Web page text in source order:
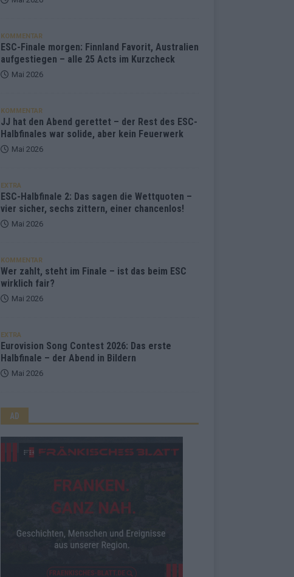
KOMMENTAR
ESC-Finale morgen: Finnland Favorit, Australien
aufgestiegen – alle 25 Acts im Kurzcheck
Mai 2026
KOMMENTAR
JJ hat den Abend gerettet – der Rest des ESC-
Halbfinales war solide, aber kein Feuerwerk
Mai 2026
EXTRA
ESC-Halbfinale 2: Das sagen die Wettquoten –
vier sicher, sechs zittern, einer chancenlos!
Mai 2026
KOMMENTAR
Wer zahlt, steht im Finale – ist das beim ESC
wirklich fair?
Mai 2026
EXTRA
Eurovision Song Contest 2026: Das erste
Halbfinale – der Abend in Bildern
Mai 2026
AD